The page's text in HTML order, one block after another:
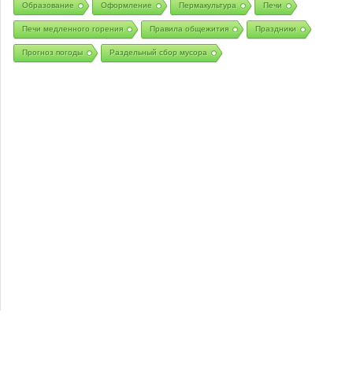
Образование Оформление Пермакультура Печи
Печи медленного горения Правила общежития Праздники
Прогноз погоды Раздельный сбор мусора